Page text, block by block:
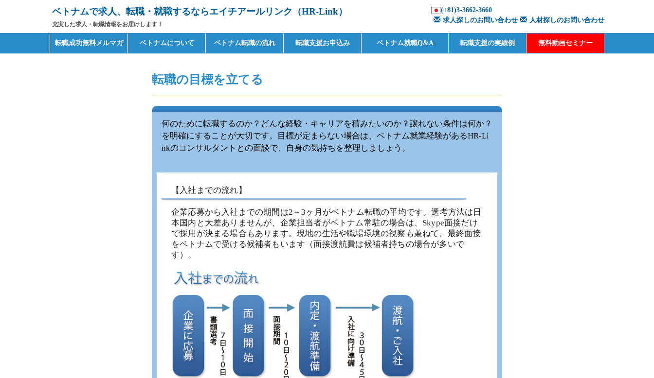
ベトナムで求人、転職・就職するならエイチアールリンク（HR-Link）
充実した求人・転職情報をお届けします！
(+81)3-3662-3660
求人探しのお問い合わせ
人材探しのお問い合わせ
Primary転職成功無料メルマガ ベトナムについて ベトナム転職の流れ 転職支援お申込み ベトナム就職Q&A 転職支援の実績例 無料動画セミナー
転職の目標を立てる
何のために転職するのか？どんな経験・キャリアを積みたいのか？譲れない条件は何か？
を明確にすることが大切です。目標が定まらない場合は、ベトナム就業経験があるHR-Li
nkのコンサルタントとの面談で、自身の気持ちを整理しましょう。
【入社までの流れ】
企業応募から入社までの期間は2～3ヶ月がベトナム転職の平均です。選考方法は日
本国内と大差ありませんが、企業担当者がベトナム常駐の場合は、Skype面接だけ
で採用が決まる場合もあります。現地の生活や職場環境の視察も兼ねて、最終面接
をベトナムで受ける候補者もいます（面接渡航費は候補者持ちの場合が多いで
す）。